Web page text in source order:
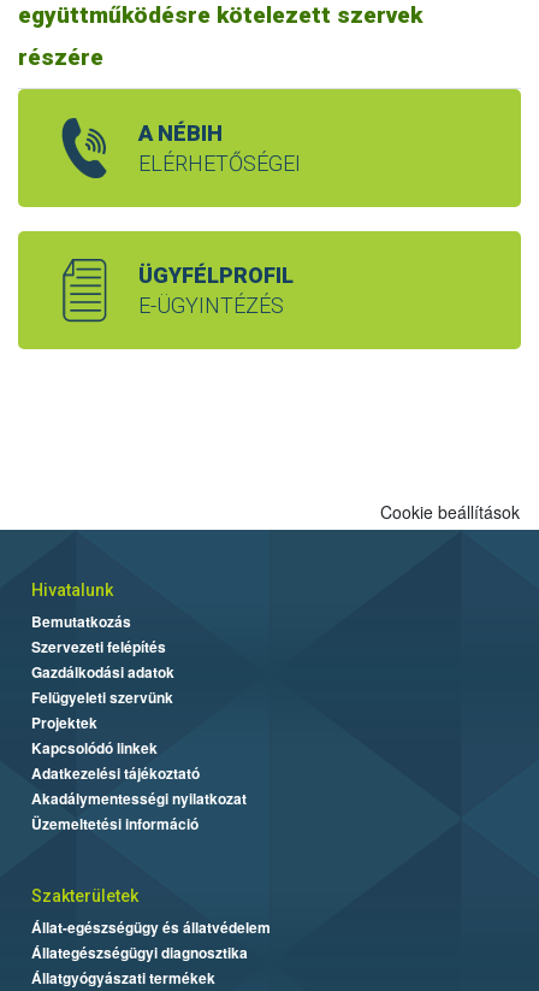
együttműködésre kötelezett szervek
részére
A NÉBIH
ELÉRHETŐSÉGEI
ÜGYFÉLPROFIL
E-ÜGYINTÉZÉS
Cookie beállítások
Hivatalunk
Bemutatkozás
Szervezeti felépítés
Gazdálkodási adatok
Felügyeleti szervünk
Projektek
Kapcsolódó linkek
Adatkezelési tájékoztató
Akadálymentességi nyilatkozat
Üzemeltetési információ
Szakterületek
Állat-egészségügy és állatvédelem
Állategészségügyi diagnosztika
Állatgyógyászati termékek